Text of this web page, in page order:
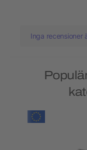
Inga recensioner